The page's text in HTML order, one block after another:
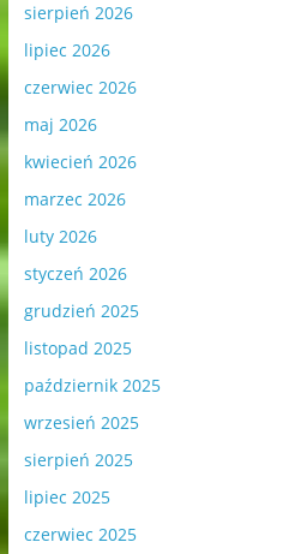
sierpień 2026
lipiec 2026
czerwiec 2026
maj 2026
kwiecień 2026
marzec 2026
luty 2026
styczeń 2026
grudzień 2025
listopad 2025
październik 2025
wrzesień 2025
sierpień 2025
lipiec 2025
czerwiec 2025